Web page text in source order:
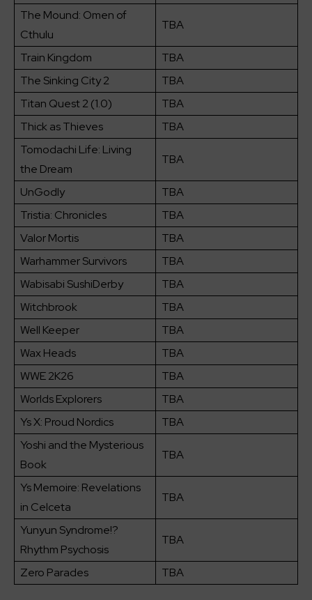
The Mound: Omen of
Cthulu
TBA
Train Kingdom
TBA
The Sinking City 2
TBA
Titan Quest 2 (1.0)
TBA
Thick as Thieves
TBA
Tomodachi Life: Living
the Dream
TBA
UnGodly
TBA
Tristia: Chronicles
TBA
Valor Mortis
TBA
Warhammer Survivors
TBA
Wabisabi SushiDerby
TBA
Witchbrook
TBA
Well Keeper
TBA
Wax Heads
TBA
WWE 2K26
TBA
Worlds Explorers
TBA
Ys X: Proud Nordics
TBA
Yoshi and the Mysterious
Book
TBA
Ys Memoire: Revelations
in Celceta
TBA
Yunyun Syndrome!?
Rhythm Psychosis
TBA
Zero Parades TBA